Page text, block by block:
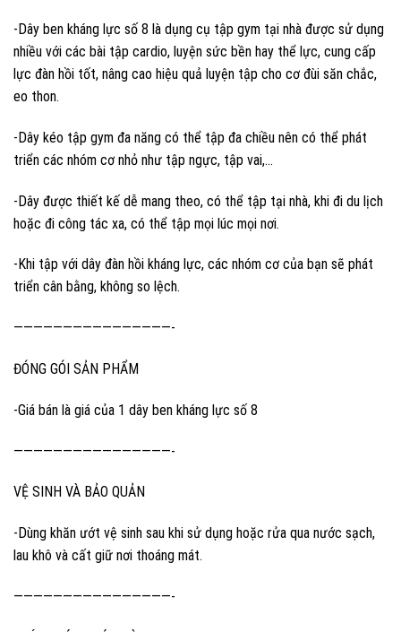
-Dây ben kháng lực số 8 là dụng cụ tập gym tại nhà được sử dụng
nhiều với các bài tập cardio, luyện sức bền hay thể lực, cung cấp
lực đàn hồi tốt, nâng cao hiệu quả luyện tập cho cơ đùi săn chắc,
eo thon.
-Dây kéo tập gym đa năng có thể tập đa chiều nên có thể phát
triển các nhóm cơ nhỏ như tập ngực, tập vai,…
-Dây được thiết kế dễ mang theo, có thể tập tại nhà, khi đi du lịch
hoặc đi công tác xa, có thể tập mọi lúc mọi nơi.
-Khi tập với dây đàn hồi kháng lực, các nhóm cơ của bạn sẽ phát
triển cân bằng, không so lệch.
————————————————-
ĐÓNG GÓI SẢN PHẨM
-Giá bán là giá của 1 dây ben kháng lực số 8
————————————————-
VỆ SINH VÀ BẢO QUẢN
-Dùng khăn ướt vệ sinh sau khi sử dụng hoặc rửa qua nước sạch,
lau khô và cất giữ nơi thoáng mát.
————————————————-